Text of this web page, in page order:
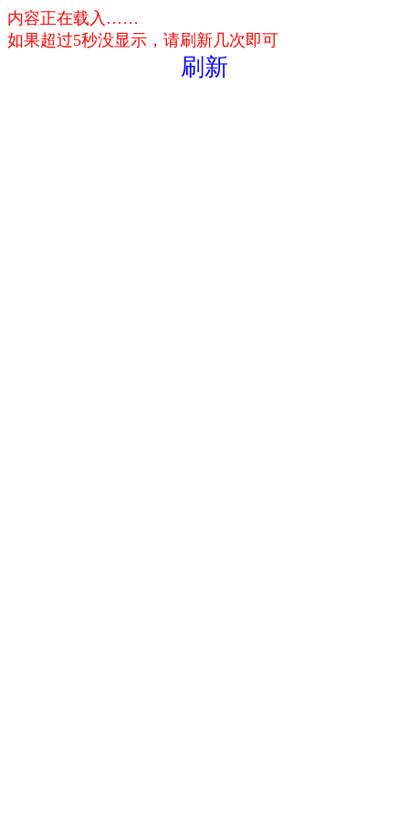
内容正在载入……
如果超过5秒没显示，请刷新几次即可
刷新